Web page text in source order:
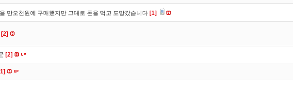
만오천원에 구매했지만 그대로 돈을 먹고 도망갔습니다 [1]
[2]
[2]